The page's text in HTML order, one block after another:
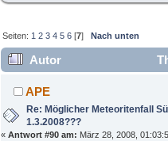
Seiten: 1 2 3 4 5 6 [7]Nach unten
Autor
Süddeutschland, Schweiz,
(Gelesen 42164 mal)
APE
Re: Möglicher Meteoritenfall
1.3.2008???
« Antwort #90 am: März 28, 2008,